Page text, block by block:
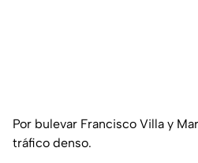
Por bulevar Francisco Villa y
tráfico denso.